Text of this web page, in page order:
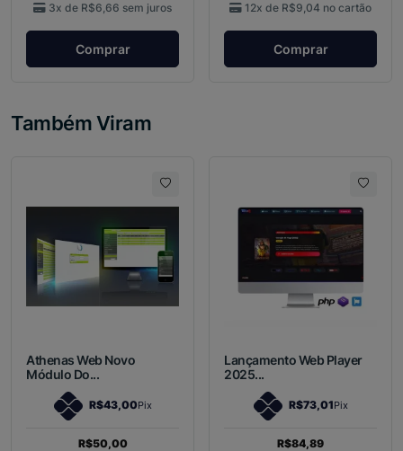
3x de R$6,66 sem juros
Comprar
12x de R$9,04 no cartão
Comprar
Também Viram
Athenas Web Novo
Módulo Do...
R$43,00Pix
R$50,00
Lançamento Web Player
2025...
R$73,01Pix
R$84,89